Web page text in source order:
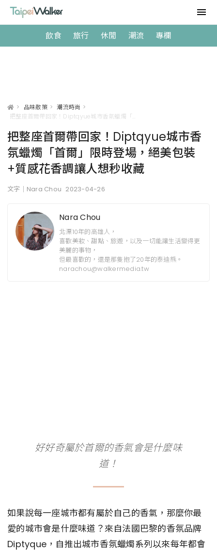
飲食 旅行 休閒 潮流 專欄
> 品味散策 > 潮流時尚 >
把整座首爾帶回家！Diptqyue城市香
氛蠟燭「首爾」限時登場，絕美包裝
+質感花香調讓人想秒收藏
文字｜Nara Chou 2023-04-26
Nara Chou
北漂10年的高雄人，
喜歡美妝、甜點、旅遊，以及一切能讓生活變得更
美麗的事物，
但最喜歡的，還是那隻抱了20年的泰迪熊。
narachou@walkermedia.tw
好好奇屬於首爾的香氣會是什麼味
道！
如果說每一座城市都有屬於自己的香氣，那麼你最
愛的城市會是什麼味道？來自法國巴黎的香氛品牌
Diptyque，自推出城市香氛蠟燭系列以來每年都會